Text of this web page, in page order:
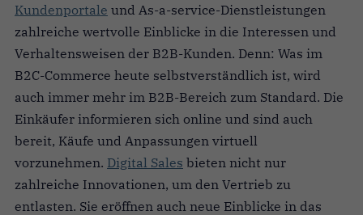
Kundenportale und As-a-service-Dienstleistungen
zahlreiche wertvolle Einblicke in die Interessen und
Verhaltensweisen der B2B-Kunden. Denn: Was im
B2C-Commerce heute selbstverständlich ist, wird
auch immer mehr im B2B-Bereich zum Standard. Die
Einkäufer informieren sich online und sind auch
bereit, Käufe und Anpassungen virtuell
vorzunehmen. Digital Sales bieten nicht nur
zahlreiche Innovationen, um den Vertrieb zu
entlasten. Sie eröffnen auch neue Einblicke in das